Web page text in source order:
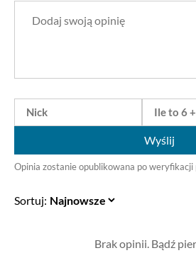
Wyślij
Opinia zostanie opublikowana po
Sortuj:
Brak opinii. Bądź